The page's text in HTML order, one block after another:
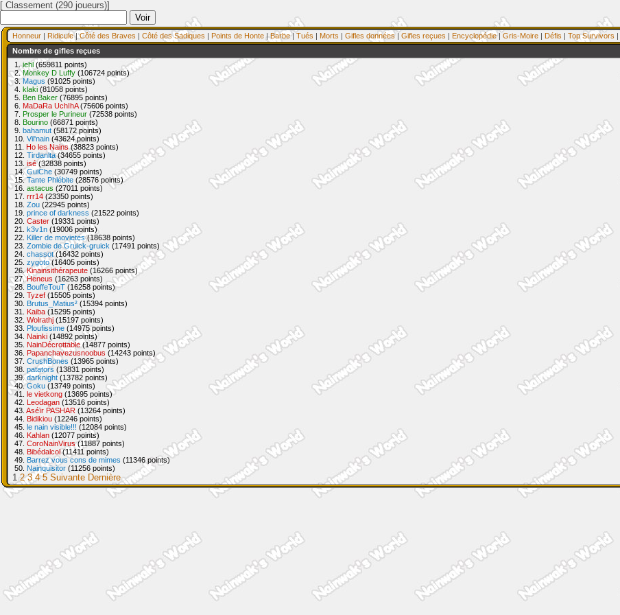
[ Classement (290 joueurs)]
Honneur | Ridicule|Côté des Braves | Côté des Sadiques | Points de Honte |Barbe| Tués | Morts | Gifles données | Gifles reçues | Encyclopédie| Gris-Moire | Défis | Top Survivors |
Nombre de gifles reçues
1. iehl (659811 points)
2.Monkey D Luffy (106724 points)
3. Magus (91025 points)
4. klaki (81058 points)
5. Ben Baker (76895 points)
6. MaDaRa UchIhA(75606 points)
7. Prosper le Purineur (72538 points)
8. Bourino (66871 points)
9. bahamut (58172 points)
10. Vil'nain (43624 points)
11. Ho les Nains(38823 points)
12. Tirdanlta(34655 points)
13. isé(32838 points)
14.GuiChe (30749 points)
15.Tante Phlébite (28576 points)
16. astacus (27011 points)
17. rrr14 (23350 points)
18. Zou (22945 points)
19. prince of darkness (21522 points)
20. Caster (19331 points)
21. k3v1n (19006 points)
22. Killer de movietes(18638 points)
23. Zombie de Gruick-gruick (17491 points)
24. chassot(16432 points)
25. zygoto(16405 points)
26.Kinainsithérapeute (16266 points)
27.Heneus (16263 points)
28. BouffeTouT (16258 points)
29. Tyzef (15505 points)
30. Brutus_Matius² (15394 points)
31. Kaiba (15295 points)
32. Wolrathj (15197 points)
33. Ploufissime (14975 points)
34. Nainki (14892 points)
35. NainDécrottable(14877 points)
36. Papanchavezusnoobus (14243 points)
37. CrushBones (13965 points)
38. patators (13831 points)
39.darknight (13782 points)
40.Goku (13749 points)
41. le vietkong (13695 points)
42. Leodagan (13516 points)
43. Aséïr PASHAR (13264 points)
44. Bidikiou (12246 points)
45. le nain visible!!! (12084 points)
46. Kahlan (12077 points)
47. CoroNainVirus(11887 points)
48. Bibédalcol(11411 points)
49. Barrez vous cons de mimes (11346 points)
50. Nainquisitor (11256 points)
1 2 3 4 5 Suivante Dernière